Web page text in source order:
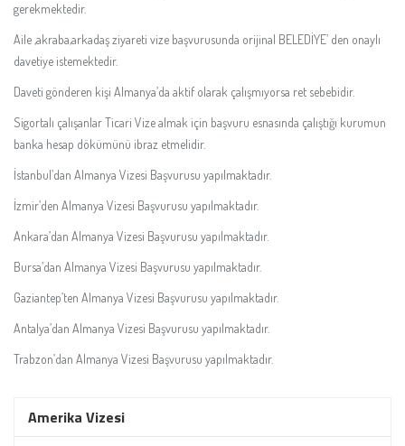
gerekmektedir.
Aile ,akraba,arkadaş ziyareti vize başvurusunda orijinal BELEDİYE’ den onaylı
davetiye istemektedir.
Daveti gönderen kişi Almanya’da aktif olarak çalışmıyorsa ret sebebidir.
Sigortalı çalışanlar Ticari Vize almak için başvuru esnasında çalıştığı kurumun
banka hesap dökümünü ibraz etmelidir.
İstanbul’dan Almanya Vizesi Başvurusu yapılmaktadır.
İzmir’den Almanya Vizesi Başvurusu yapılmaktadır.
Ankara’dan Almanya Vizesi Başvurusu yapılmaktadır.
Bursa’dan Almanya Vizesi Başvurusu yapılmaktadır.
Gaziantep’ten Almanya Vizesi Başvurusu yapılmaktadır.
Antalya’dan Almanya Vizesi Başvurusu yapılmaktadır.
Trabzon’dan Almanya Vizesi Başvurusu yapılmaktadır.
Amerika Vizesi